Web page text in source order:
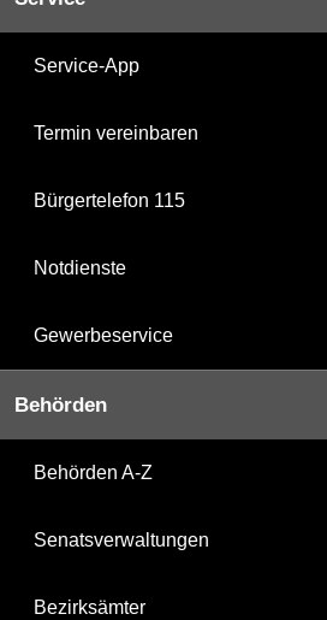
Service-App
Termin vereinbaren
Bürgertelefon 115
Notdienste
Gewerbeservice
Behörden
Behörden A-Z
Senatsverwaltungen
Bezirksämter